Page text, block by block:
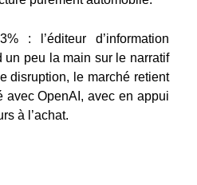
: l’éditeur d’information
un peu la main sur le narratif
disruption, le marché retient
avec OpenAI, avec en appui
à l’achat.